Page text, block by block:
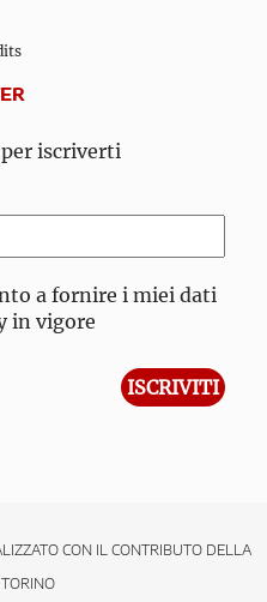
iscriverti
a fornire i miei dati
in vigore
CON IL CONTRIBUTO DELLA